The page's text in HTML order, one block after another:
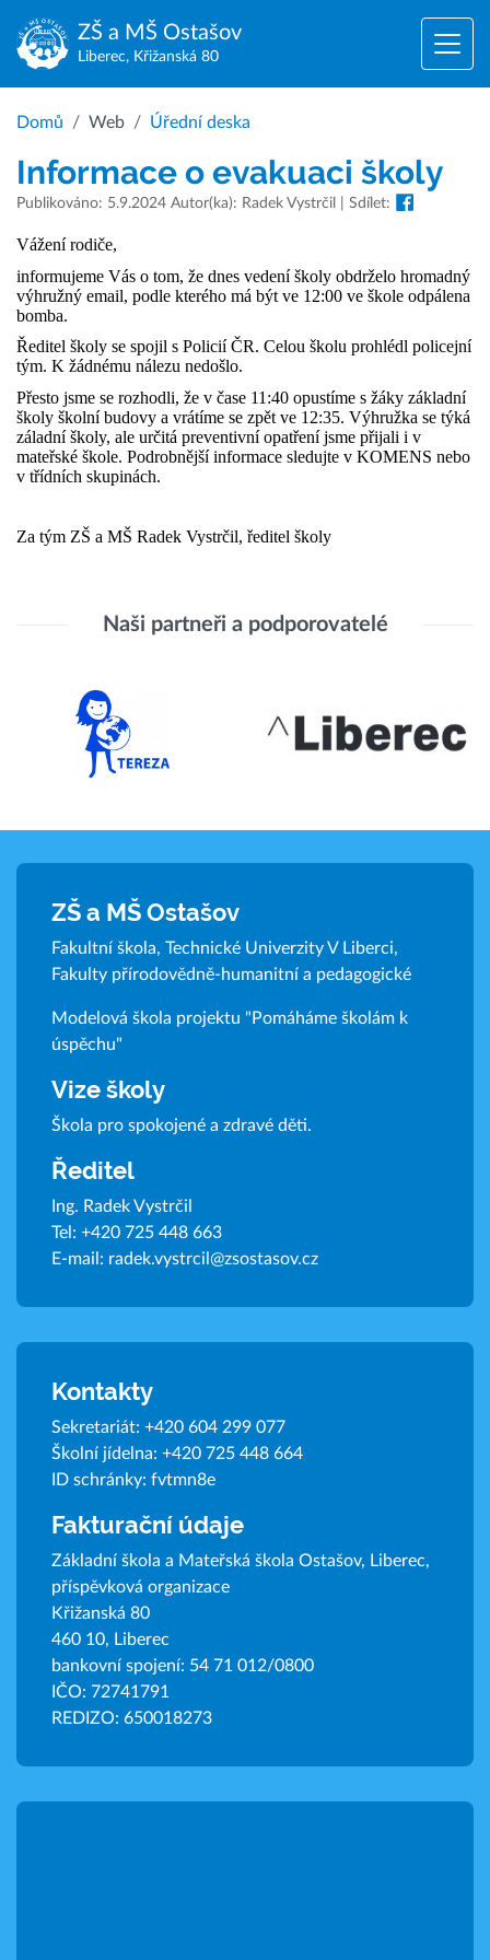
ZŠ a MŠ Ostašov
Liberec, Křižanská 80
Domů Web Úřední deska
Informace o evakuaci školy
Publikováno: 5.9.2024 Autor(ka): Radek Vystrčil | Sdílet:
Vážení rodiče,
informujeme Vás o tom, že dnes vedení školy obdrželo hromadný
výhružný email, podle kterého má být ve 12:00 ve škole odpálena
bomba.
Ředitel školy se spojil s Policií ČR. Celou školu prohlédl policejní
tým. K žádnému nálezu nedošlo.
Přesto jsme se rozhodli, že v čase 11:40 opustíme s žáky základní
školy školní budovy a vrátíme se zpět ve 12:35. Výhružka se týká
záladní školy, ale určitá preventivní opatření jsme přijali i v
mateřské škole. Podrobnější informace sledujte v KOMENS nebo
v třídních skupinách.
Za tým ZŠ a MŠ Radek Vystrčil, ředitel školy
Naši partneři a podporovatelé
ZŠ a MŠ Ostašov
Fakultní škola, Technické Univerzity V Liberci,
Fakulty přírodovědně-humanitní a pedagogické
Modelová škola projektu "Pomáháme školám k
úspěchu"
Vize školy
Škola pro spokojené a zdravé děti.
Ředitel
Ing. Radek Vystrčil
Tel: +420 725 448 663
E-mail: radek.vystrcil@zsostasov.cz
Kontakty
Sekretariát: +420 604 299 077
Školní jídelna: +420 725 448 664
ID schránky: fvtmn8e
Fakturační údaje
Základní škola a Mateřská škola Ostašov, Liberec,
příspěvková organizace
Křižanská 80
460 10, Liberec
bankovní spojení: 54 71 012/0800
IČO: 72741791
REDIZO: 650018273